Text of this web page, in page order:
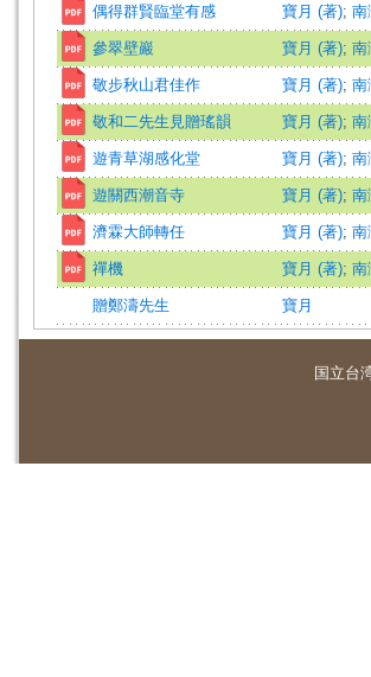
偶得群賢臨堂有感 寶月 (著); 南
參翠壁巖 寶月 (著); 南
敬步秋山君佳作 寶月 (著); 南
敬和二先生見贈瑤韻 寶月 (著); 南
遊青草湖感化堂 寶月 (著); 南
遊關西潮音寺 寶月 (著); 南
濟霖大師轉任 寶月 (著); 南
禪機 寶月 (著); 南
贈鄭濤先生 寶月
国立台